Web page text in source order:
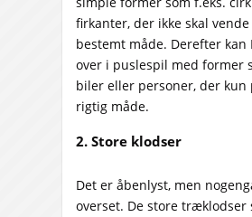
firkanter, der ikke skal
bestemt måde. Derefter
over i puslespil med former
biler eller personer, der kun
rigtig måde.
2. Store klodser
Det er åbenlyst, men
overset. De store træklodser